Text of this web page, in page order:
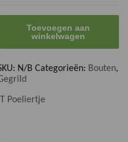
kippenbouten
Toevoegen aan
winkelwagen
N/B Categorieën: Bouten,
Poeliertje